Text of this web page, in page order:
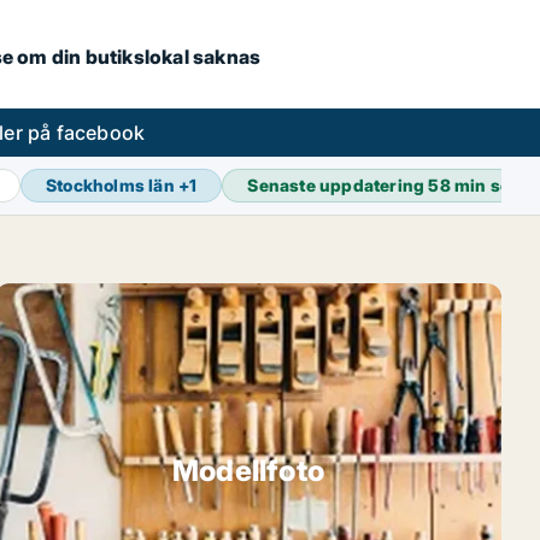
om din butikslokal saknas
på facebook
Stockholms län +1 Senaste uppdatering58 min
Modellfoto